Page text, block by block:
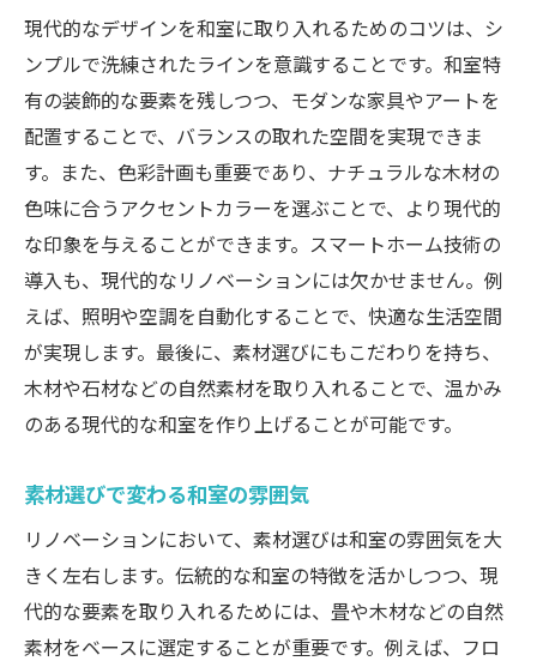
ガラス引き戸が生み出す開放感
リノベーションで実現する和室のスマートホー
ム化
スマートホーム技術の基礎知識
和室にスマート照明を導入するメリット
スマートホーム化で快適性の向上
セキュリティを強化するスマートデバイス
リモートコントロールで和室を管理する方
法
スマートホーム技術と伝統技術の融合
プガイド
リノベーションの目的を明確にする
デザインコンセプトの設定方法
施工計画を立てる際の注意点
予算内で最大限の効果を出すには
現代的なデザインを和室に取り入れるためのコツは、シ
ンプルで洗練されたラインを意識することです。和室特
有の装飾的な要素を残しつつ、モダンな家具やアートを
配置することで、バランスの取れた空間を実現できま
す。また、色彩計画も重要であり、ナチュラルな木材の
色味に合うアクセントカラーを選ぶことで、より現代的
な印象を与えることができます。スマートホーム技術の
導入も、現代的なリノベーションには欠かせません。例
えば、照明や空調を自動化することで、快適な生活空間
が実現します。最後に、素材選びにもこだわりを持ち、
木材や石材などの自然素材を取り入れることで、温かみ
のある現代的な和室を作り上げることが可能です。
素材選びで変わる和室の雰囲気
リノベーションにおいて、素材選びは和室の雰囲気を大
きく左右します。伝統的な和室の特徴を活かしつつ、現
代的な要素を取り入れるためには、畳や木材などの自然
素材をベースに選定することが重要です。例えば、フロ